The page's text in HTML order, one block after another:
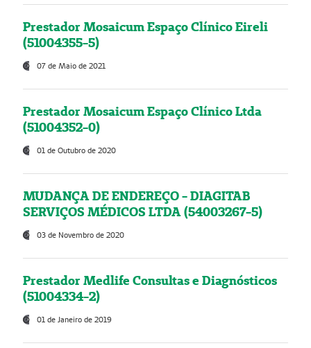
Prestador Mosaicum Espaço Clínico Eireli
(51004355-5)
07 de Maio de 2021
Prestador Mosaicum Espaço Clínico Ltda
(51004352-0)
01 de Outubro de 2020
MUDANÇA DE ENDEREÇO - DIAGITAB
SERVIÇOS MÉDICOS LTDA (54003267-5)
03 de Novembro de 2020
Prestador Medlife Consultas e Diagnósticos
(51004334-2)
01 de Janeiro de 2019